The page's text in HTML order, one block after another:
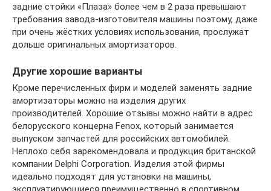
задние стойки «Плаза» более чем в 2 раза превышают
требования завода-изготовителя машины поэтому, даже
при очень жёстких условиях использования, прослужат
дольше оригинальных амортизаторов.
Другие хорошие варианты
Кроме перечисленных фирм и моделей заменять задние
амортизаторы можно на изделия других
производителей. Хорошие отзывы можно найти в адрес
белорусского концерна Fenox, который занимается
выпуском запчастей для российских автомобилей.
Неплохо себя зарекомендовала и продукция британской
компании Delphi Corporation. Изделия этой фирмы
идеально подходят для установки на машины,